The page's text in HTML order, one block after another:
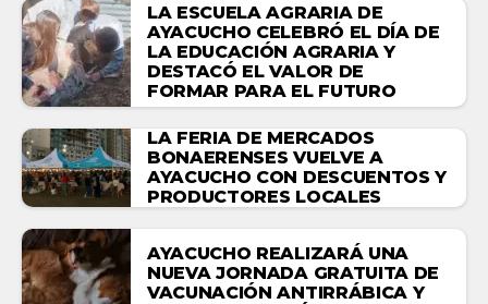
LA ESCUELA AGRARIA DE
AYACUCHO CELEBRÓ EL DÍA DE
LA EDUCACIÓN AGRARIA Y
DESTACÓ EL VALOR DE
FORMAR PARA EL FUTURO
LA FERIA DE MERCADOS
BONAERENSES VUELVE A
AYACUCHO CON DESCUENTOS Y
PRODUCTORES LOCALES
AYACUCHO REALIZARÁ UNA
NUEVA JORNADA GRATUITA DE
VACUNACIÓN ANTIRRÁBICA Y